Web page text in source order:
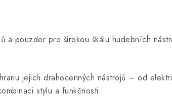
pouzder pro širokou škálu hudebních
jejich drahocenných nástrojů – od
stylu a funkčnosti.